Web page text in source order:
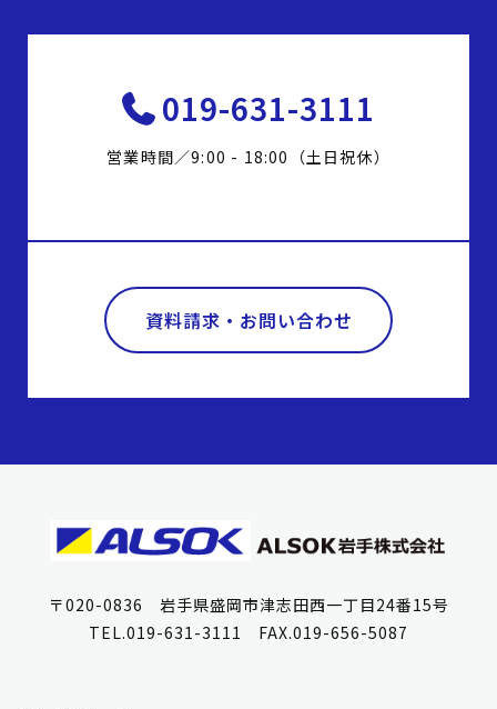
019-631-3111
営業時間／9:00 - 18:00（土日祝休）
資料請求・お問い合わせ
〒020-0836 岩手県盛岡市津志田西一丁目24番15号
TEL.019-631-3111 FAX.019-656-5087